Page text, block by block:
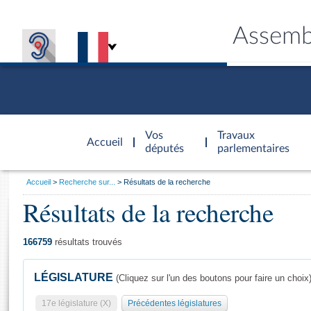
Accueil
d'accueil
Vos
députés
Travaux
parlementaires
Général
Vous
Accueil Recherche sur... Résultats de la recherche
Résultats de la recherche
166759 résultats trouvés
LÉGISLATURE (Cliquez sur l'un des boutons pour faire un choix)
17e législature (X) Précédentes législatures